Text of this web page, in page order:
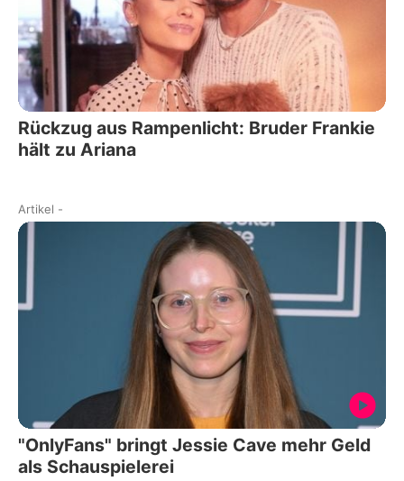
Rückzug aus Rampenlicht: Bruder Frankie
hält zu Ariana
Artikel -
"OnlyFans" bringt Jessie Cave mehr Geld
als Schauspielerei